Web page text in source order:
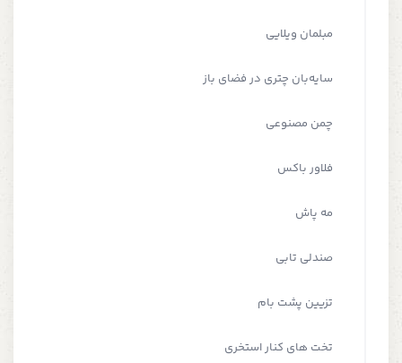
مبلمان ویلایی
سایه‌بان چتری در فضای باز
چمن مصنوعی
فلاور باکس
مه پاش
صندلی تابی
تزیین پشت بام
تخت های کنار استخری